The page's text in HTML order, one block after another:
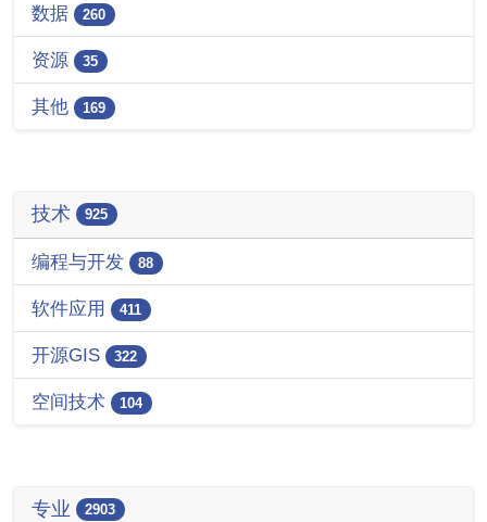
数据 260
资源 35
其他 169
技术 925
编程与开发 88
软件应用 411
开源GIS 322
空间技术 104
专业 2903